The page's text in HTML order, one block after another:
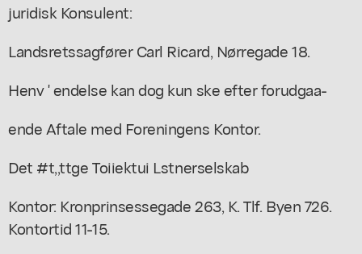
juridisk Konsulent:
Landsretssagfører Carl Ricard, Nørregade 18.
Henv ' endelse kan dog kun ske efter forudgaa-
ende Aftale med Foreningens Kontor.
Det #t,,ttge Toiiektui Lstnerselskab
Kontor: Kronprinsessegade 263, K. Tlf. Byen 726.
Kontortid 11-15.